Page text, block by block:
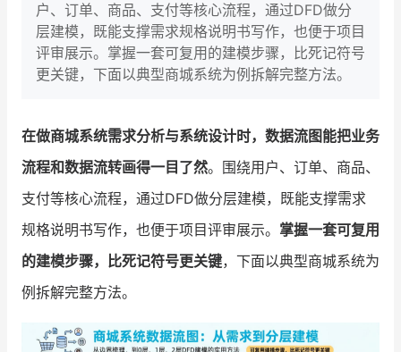
智库 产品场景库
产品更新动态 帮助中心
品牌消费观 行业报告
新零售资讯
培训课程
增长俱乐部
户、订单、商品、支付等核心流程，通过DFD做分
层建模，既能支撑需求规格说明书写作，也便于项目
评审展示。掌握一套可复用的建模步骤，比死记符号
更关键，下面以典型商城系统为例拆解完整方法。
在做商城系统需求分析与系统设计时，数据流图能把业务
流程和数据流转画得一目了然。围绕用户、订单、商品、
支付等核心流程，通过DFD做分层建模，既能支撑需求
规格说明书写作，也便于项目评审展示。 掌握一套可复用
的建模步骤，比死记符号更关键，下面以典型商城系统为
例拆解完整方法。